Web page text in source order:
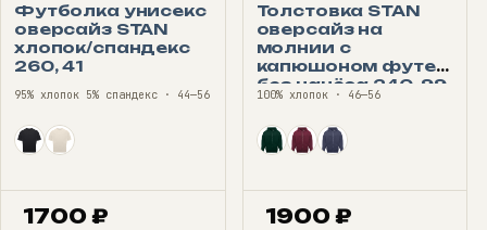
Футболка унисекс
оверсайз STAN
хлопок/спандекс
260, 41
95% хлопок 5% спандекс · 44—56
1700 ₽
Толстовка STAN
оверсайз на
молнии с
капюшоном футер
без начёса 240, 99
100% хлопок · 46—56
1900 ₽